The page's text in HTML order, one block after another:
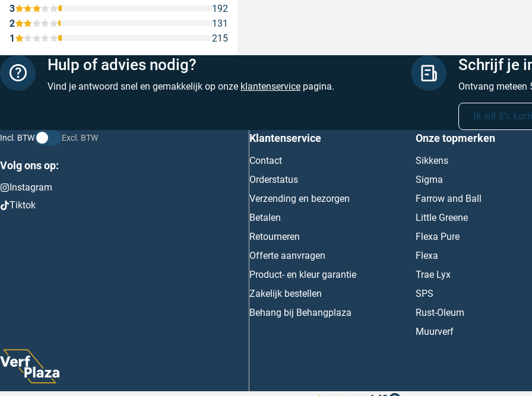
1 215
2 131
3 192
Hulp of advies nodig?
Vind je antwoord snel en gemakkelijk op onze klantenservice pagina.
Schrijf je
Ontvang meteen
Ik wil 5%
Incl. BTW Excl. BTW
Volg ons op:
Instagram
Tiktok
Klantenservice
Contact
Orderstatus
Verzending en bezorgen
Betalen
Retourneren
Offerte aanvragen
Product- en kleur garantie
Zakelijk bestellen
Behang bij Behangplaza
Onze topmerken
Sikkens
Sigma
Farrow and Ball
Little Greene
Flexa Pure
Flexa
Trae Lyx
SPS
Rust-Oleum
Muurverf